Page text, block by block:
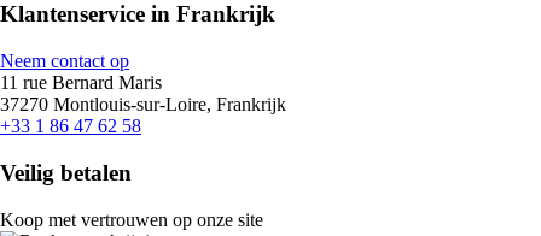
Klantenservice in Frankrijk
Neem contact op
11 rue Bernard Maris
37270 Montlouis-sur-Loire, Frankrijk
+33 1 86 47 62 58
Veilig betalen
Koop met vertrouwen op onze site